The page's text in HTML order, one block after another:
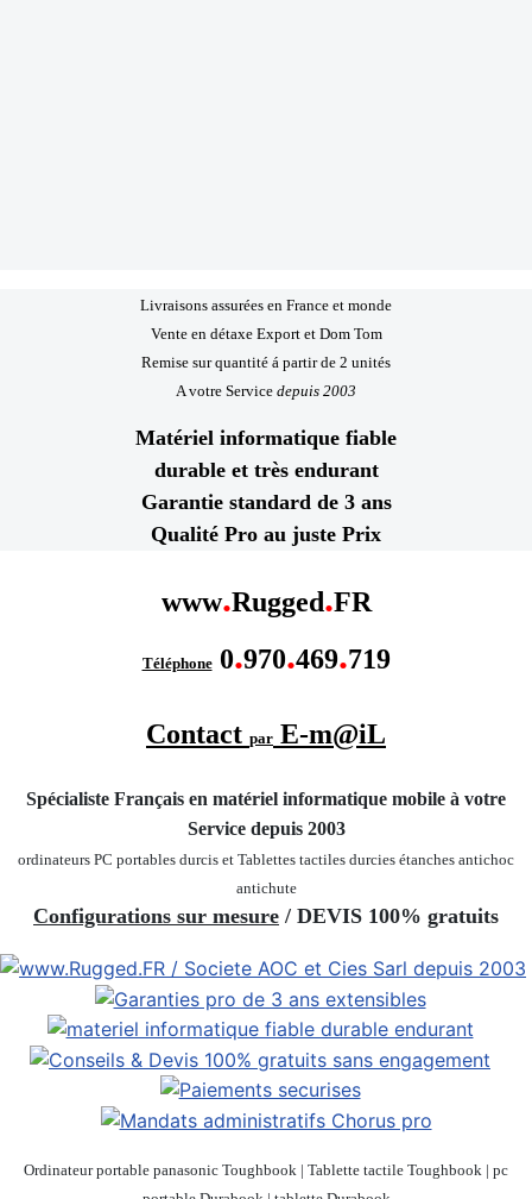
Livraisons assurées en France et monde
Vente en détaxe Export et Dom Tom
Remise sur quantité á partir de 2 unités
A votre Service depuis 2003
Matériel informatique fiable
durable et très endurant
Garantie standard de 3 ans
Qualité Pro au juste Prix
www.Rugged.FR
Téléphone0.970.469.719
Contact par E-m@iL
Spécialiste Français en matériel informatique mobile à votre
Service depuis 2003
ordinateurs PC portables durcis et Tablettes tactiles durcies étanches antichoc
antichute
Configurations sur mesure / DEVIS 100% gratuits
Ordinateur portable panasonic Toughbook | Tablette tactile Toughbook | pc